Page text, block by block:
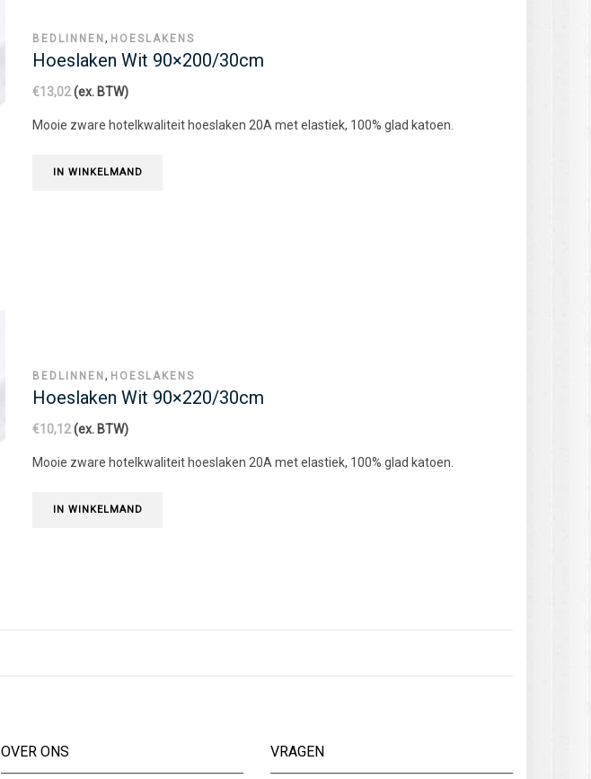
BEDLINNEN , HOESLAKENS
Hoeslaken Wit 90×200/30cm
€13,02(ex. BTW)
Mooie zware hotelkwaliteit hoeslaken 20A met elastiek, 100% glad katoen.
IN WINKELMAND
BEDLINNEN , HOESLAKENS
Hoeslaken Wit 90×220/30cm
€10,12(ex. BTW)
Mooie zware hotelkwaliteit hoeslaken 20A met elastiek, 100% glad katoen.
IN WINKELMAND
OVER ONS VRAGEN